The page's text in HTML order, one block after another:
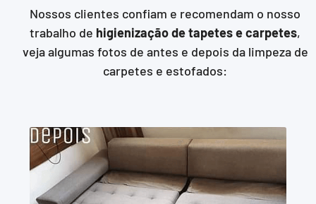
Nossos clientes confiam e recomendam o nosso
trabalho de higienização de tapetes e carpetes,
veja algumas fotos de antes e depois da limpeza de
carpetes e estofados: